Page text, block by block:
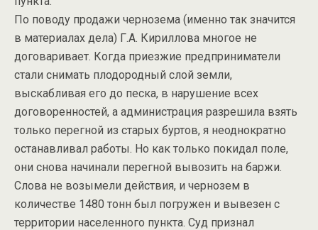
По поводу продажи чернозема (именно так значится
в материалах дела) Г.А. Кириллова многое не
договаривает. Когда приезжие предприниматели
стали снимать плодородный слой земли,
выскабливая его до песка, в нарушение всех
договоренностей, а администрация разрешила взять
только перегной из старых буртов, я неоднократно
останавливал работы. Но как только покидал поле,
они снова начинали перегной вывозить на баржи.
Слова не возымели действия, и чернозем в
количестве 1480 тонн был погружен и вывезен с
территории населенного пункта. Суд признал